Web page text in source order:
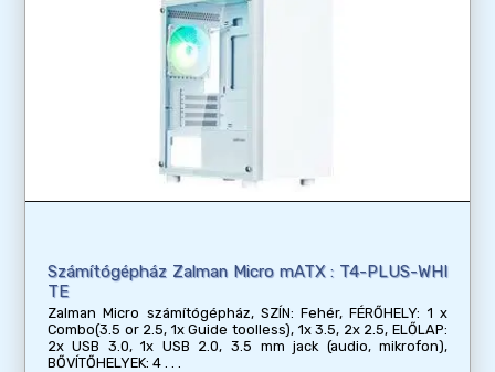
Számítógépház Zalman Micro mATX : T4-PLUS-WHI
TE
Zalman Micro számítógépház, SZÍN: Fehér, FÉRŐHELY: 1 x
Combo(3.5 or 2.5, 1x Guide toolless), 1x 3.5, 2x 2.5, ELŐLAP:
2x USB 3.0, 1x USB 2.0, 3.5 mm jack (audio, mikrofon),
BŐVÍTŐHELYEK: 4